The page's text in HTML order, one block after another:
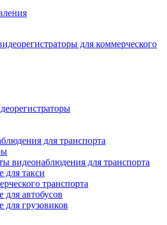
для коммерческого
для транспорта
видеонаблюдения для транспорта
для такси
транспорта
автобусов
грузовиков